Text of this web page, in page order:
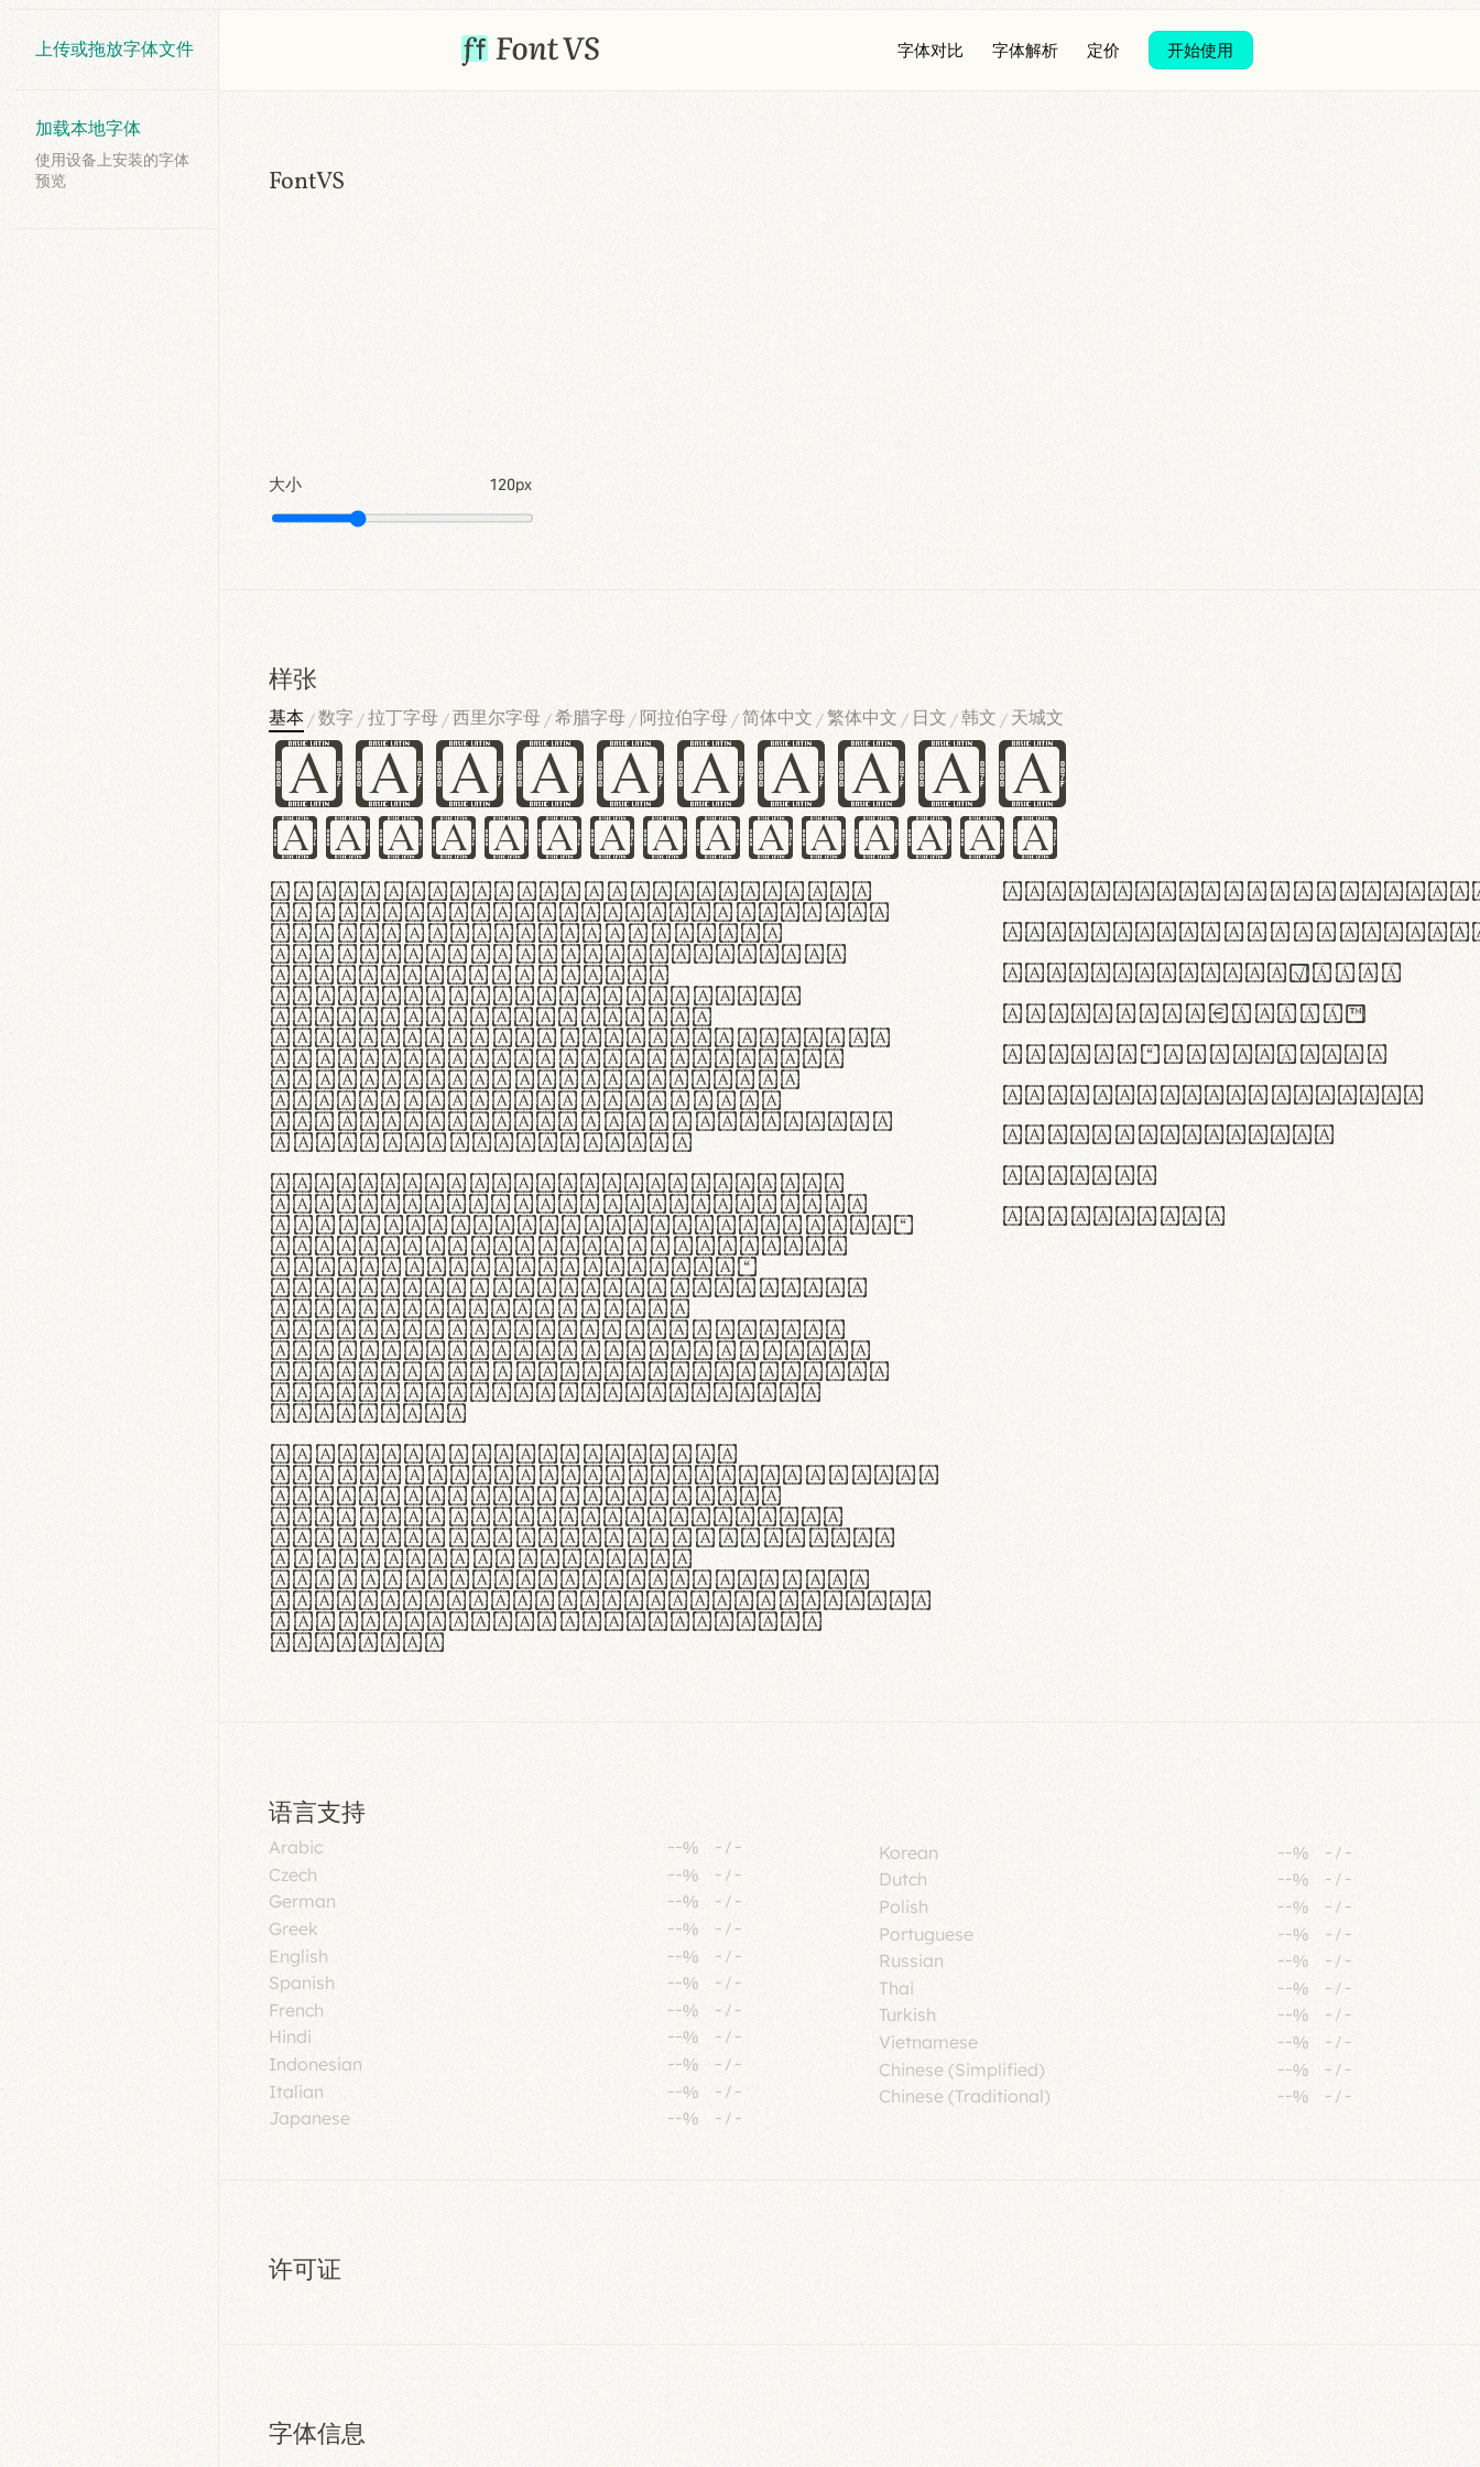
上传或拖放字体文件
加载本地字体
使用设备上安装的字体
预览
字体对比 字体解析 定价 开始使用
FontVS
大小 120px
样张
基本 /数字 /拉丁字母 /西里尔字母 /希腊字母 / 阿拉伯字母 /简体中文 /繁体中文 / 日文 /韩文 / 天城文
Handgloves
Hamburgefontsiv
Lorem ipsum dolor sit amet,
consectetur adipiscing elit.
Handgloves ergonomia et
proteccio manus praestant,
texturae molles et
flexibilitas singulares.
Suspendisse potenti.
Vestibulum ante ipsum primis
in faucibus orci luctus et
ultrices posuere cubilia
curae; Praesent commodo
hendrerit diam, non vehicula
justo interdum vel.
Quisque nec purus lacinia,
fabrica gantuum artisanalis
meminit, ubi materia selecta—
sicut lana merino, butyrum
nappa, vel synthetics—
praecisione assuuntur. Duis
aute irure dolor in
reprehenderit in voluptate
velit esse cillum dolore eu
fugiat nulla pariatur. Fusce
id velit ut lectus varius
faucibus.
In thermoregulatione,
handgloves microfibra innovans
aut insulatione polaris
utuntur. Curabitur pretium
tincidunt lacus, non laoreet
lorem tempor vitae.
Pellentesque habitant morbi
tristique senectus et netus et
malesuada fames ac turpis
egestas.
#0123456789%+−×÷=±
<>()[]{}|€£$¥©®™
,.!?:;…~^*'"°&@/\
rn m cl d cj g vv w
Il1 Oo0 dbqp 8B
CO eoca
fontvs.com
语言支持
Arabic --% - / -
Czech
--% - / -
German
--% - / -
Greek
--% - /-
English
--% - / -
Spanish
--% -/ -
French
--% -/ -
Hindi
--% - / -
Indonesian
--% - / -
Italian
--% - / -
Japanese
--% - / -
Korean --% - / -
Dutch
--% - / -
Polish
--% - / -
Portuguese
--% - / -
Russian
--% -/ -
Thai
--% - / -
Turkish
--% - / -
Vietnamese
--% - / -
Chinese (Simplified)
--% - / -
Chinese (Traditional)
--% - / -
许可证
字体信息